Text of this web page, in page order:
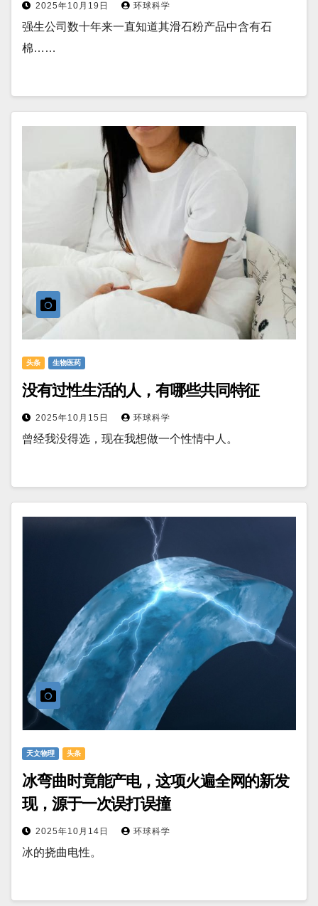
2025年10月19日 环球科学
强生公司数十年来一直知道其滑石粉产品中含有石
棉……
头条 生物医药
没有过性生活的人，有哪些共同特征
2025年10月15日 环球科学
曾经我没得选，现在我想做一个性情中人。
天文物理 头条
冰弯曲时竟能产电，这项火遍全网的新发
现，源于一次误打误撞
2025年10月14日 环球科学
冰的挠曲电性。